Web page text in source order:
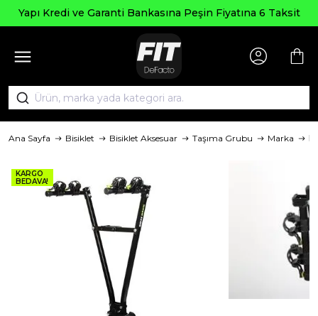
Yapı Kredi ve Garanti Bankasına Peşin Fiyatına 6 Taksit
Ana Sayfa Bisiklet Bisiklet Aksesuar Taşıma Grubu Marka
KARGO
BEDAVA!